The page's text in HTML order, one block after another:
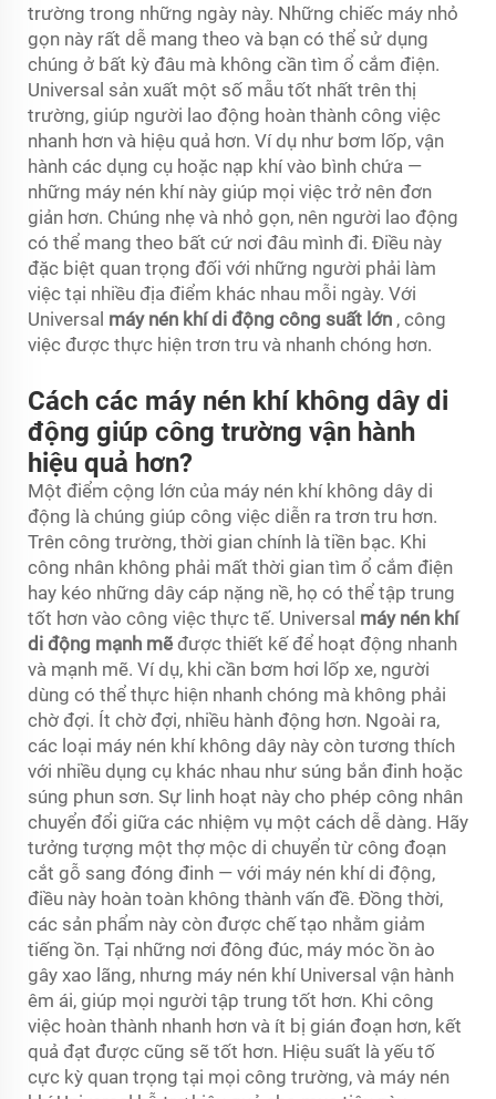
trường trong những ngày này. Những chiếc máy nhỏ
gọn này rất dễ mang theo và bạn có thể sử dụng
chúng ở bất kỳ đâu mà không cần tìm ổ cắm điện.
Universal sản xuất một số mẫu tốt nhất trên thị
trường, giúp người lao động hoàn thành công việc
nhanh hơn và hiệu quả hơn. Ví dụ như bơm lốp, vận
hành các dụng cụ hoặc nạp khí vào bình chứa —
những máy nén khí này giúp mọi việc trở nên đơn
giản hơn. Chúng nhẹ và nhỏ gọn, nên người lao động
có thể mang theo bất cứ nơi đâu mình đi. Điều này
đặc biệt quan trọng đối với những người phải làm
việc tại nhiều địa điểm khác nhau mỗi ngày. Với
Universal máy nén khí di động công suất lớn , công
việc được thực hiện trơn tru và nhanh chóng hơn.
Cách các máy nén khí không dây di
động giúp công trường vận hành
hiệu quả hơn?
Một điểm cộng lớn của máy nén khí không dây di
động là chúng giúp công việc diễn ra trơn tru hơn.
Trên công trường, thời gian chính là tiền bạc. Khi
công nhân không phải mất thời gian tìm ổ cắm điện
hay kéo những dây cáp nặng nề, họ có thể tập trung
tốt hơn vào công việc thực tế. Universal máy nén khí
di động mạnh mẽ được thiết kế để hoạt động nhanh
và mạnh mẽ. Ví dụ, khi cần bơm hơi lốp xe, người
dùng có thể thực hiện nhanh chóng mà không phải
chờ đợi. Ít chờ đợi, nhiều hành động hơn. Ngoài ra,
các loại máy nén khí không dây này còn tương thích
với nhiều dụng cụ khác nhau như súng bắn đinh hoặc
súng phun sơn. Sự linh hoạt này cho phép công nhân
chuyển đổi giữa các nhiệm vụ một cách dễ dàng. Hãy
tưởng tượng một thợ mộc di chuyển từ công đoạn
cắt gỗ sang đóng đinh — với máy nén khí di động,
điều này hoàn toàn không thành vấn đề. Đồng thời,
các sản phẩm này còn được chế tạo nhằm giảm
tiếng ồn. Tại những nơi đông đúc, máy móc ồn ào
gây xao lãng, nhưng máy nén khí Universal vận hành
êm ái, giúp mọi người tập trung tốt hơn. Khi công
việc hoàn thành nhanh hơn và ít bị gián đoạn hơn, kết
quả đạt được cũng sẽ tốt hơn. Hiệu suất là yếu tố
cực kỳ quan trọng tại mọi công trường, và máy nén